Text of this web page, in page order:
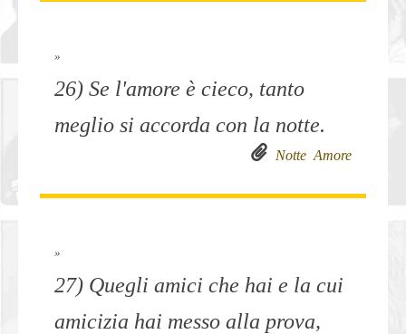
»
26) Se l'amore è cieco, tanto
meglio si accorda con la notte.
Amore
Notte
»
27) Quegli amici che hai e la cui
amicizia hai messo alla prova,